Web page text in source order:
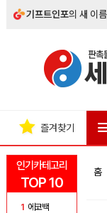
기프트인포의 새 이
인기카테고리
TOP 10
1 에코백
즐겨찾기
홈